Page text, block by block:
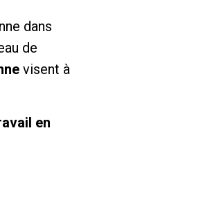
dans
de
visent à
en